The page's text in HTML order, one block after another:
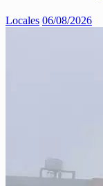
Locales 06/08/2026